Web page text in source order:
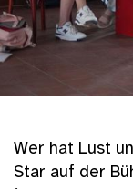
Wer hat Lust
Star auf der